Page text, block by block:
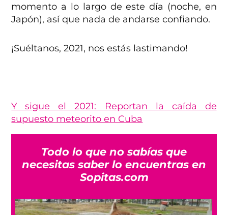
momento a lo largo de este día (noche, en
Japón), así que nada de andarse confiando.
¡Suéltanos, 2021, nos estás lastimando!
Y sigue el 2021: Reportan la caída de
supuesto meteorito en Cuba
Todo lo que no sabías que
necesitas saber lo encuentras en
Sopitas.com